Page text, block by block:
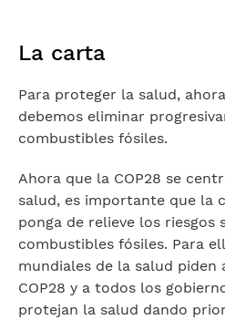
La carta
Para proteger la salud,
debemos eliminar
combustibles fósiles.
Ahora que la COP28 se
salud, es importante que la
ponga de relieve los riesgos
combustibles fósiles. Para
mundiales de la salud piden
COP28 y a todos los
protejan la salud dando